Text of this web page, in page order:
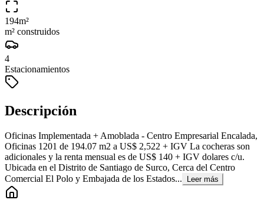
194m²
m² construidos
4
Estacionamientos
Descripción
Oficinas Implementada + Amoblada - Centro Empresarial Encalada,
Oficinas 1201 de 194.07 m2 a US$ 2,522 + IGV La cocheras son
adicionales y la renta mensual es de US$ 140 + IGV dolares c/u.
Ubicada en el Distrito de Santiago de Surco, Cerca del Centro
Comercial El Polo y Embajada de los Estados...
Leer más